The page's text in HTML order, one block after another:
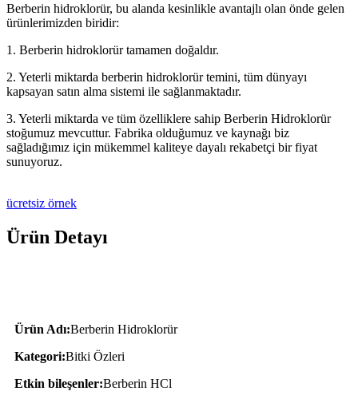
Berberin hidroklorür, bu alanda kesinlikle avantajlı olan önde gelen
ürünlerimizden biridir:
1. Berberin hidroklorür tamamen doğaldır.
2. Yeterli miktarda berberin hidroklorür temini, tüm dünyayı
kapsayan satın alma sistemi ile sağlanmaktadır.
3. Yeterli miktarda ve tüm özelliklere sahip Berberin Hidroklorür
stoğumuz mevcuttur. Fabrika olduğumuz ve kaynağı biz
sağladığımız için mükemmel kaliteye dayalı rekabetçi bir fiyat
sunuyoruz.
ücretsiz örnek
Ürün Detayı
Ürün Adı:Berberin Hidroklorür
Kategori:Bitki Özleri
Etkin bileşenler:Berberin HCl